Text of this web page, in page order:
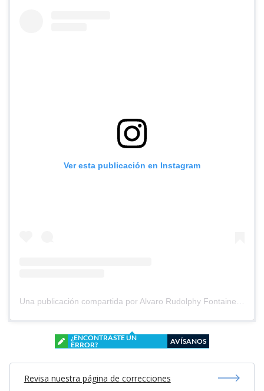
Ver esta publicación en Instagram
¿ENCONTRASTE UN
ERROR?
AVÍSANOS
Revisa nuestra página de correcciones